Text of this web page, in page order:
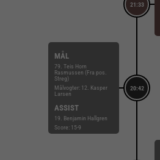
21:33
20:42
MÅL
79. Teis Horn
Rasmussen (Fra pos.
Streg)
Målvogter: 12. Kasper
Larsen
ASSIST
19. Benjamin Hallgren
Score: 15-9